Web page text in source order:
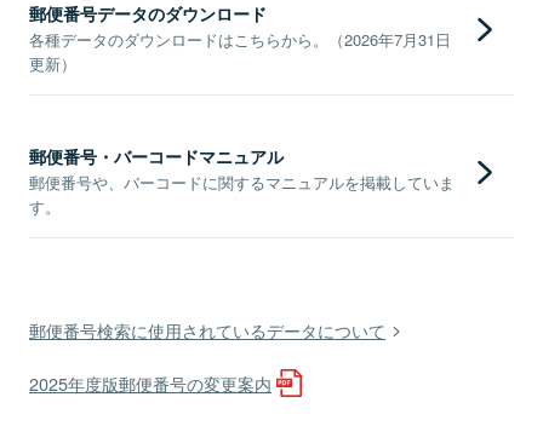
郵便番号データのダウンロード
各種データのダウンロードはこちらから。（2026年7月31日
更新）
郵便番号・バーコードマニュアル
郵便番号や、バーコードに関するマニュアルを掲載していま
す。
郵便番号検索に使用されているデータについて
2025年度版郵便番号の変更案内